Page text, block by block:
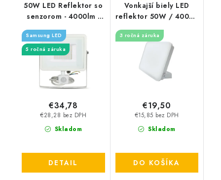
50W LED Reflektor so
senzorom - 4000lm -
biely - Typ svetla:
Denná biela 4000K
Samsung LED
5 ročná záruka
Skladom
€28,28 bez DPH
€34,78
DETAIL
Vonkajší biely LED
reflektor 50W / 4000K
- LF7124
3 ročná záruka
Skladom
€15,85 bez DPH
€19,50
DO KOŠÍKA